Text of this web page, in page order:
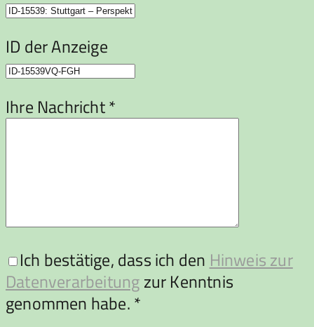
ID der Anzeige
Ihre Nachricht *
Ich bestätige, dass ich den Hinweis zur
Datenverarbeitungzur Kenntnis
genommen habe. *